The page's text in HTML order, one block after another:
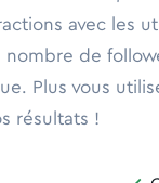
avec les
de
Plus vous
résultats !